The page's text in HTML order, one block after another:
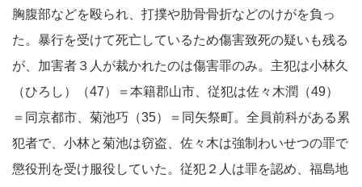
胸腹部などを殴られ、打撲や肋骨骨折などのけがを負っ
た。暴行を受けて死亡しているため傷害致死の疑いも残る
が、加害者３人が裁かれたのは傷害罪のみ。主犯は小林久
（ひろし）（47）＝本籍郡山市、従犯は佐々木潤（49）
＝同京都市、菊池巧（35）＝同矢祭町。全員前科がある累
犯者で、小林と菊池は窃盗、佐々木は強制わいせつの罪で
懲役刑を受け服役していた。従犯２人は罪を認め、福島地